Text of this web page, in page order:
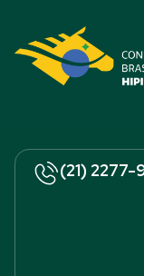
(21) 2277-